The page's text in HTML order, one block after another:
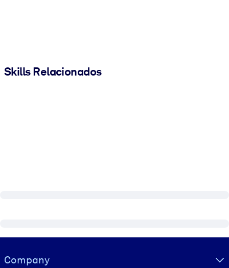
Skills Relacionados
Visually hidden Text
Company